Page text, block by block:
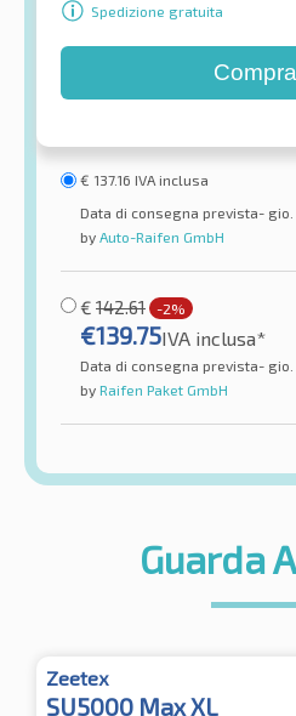
Spedizione gratuita
Compra
€ 137.16 IVA inclusa
Data di consegna prevista- gio.
by Auto-Raifen GmbH
€ 142.61 -2%
€139.75IVA inclusa*
Data di consegna prevista- gio.
by Raifen Paket GmbH
Guarda
Zeetex
SU5000 Max XL